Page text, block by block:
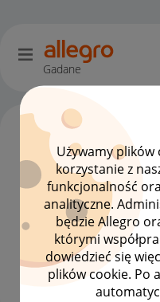
Używamy plików
korzystanie z
funkcjonalność
analityczne.
będzie Allegro
którymi
dowiedzieć się
plików cookie. Po
Gadane
#8